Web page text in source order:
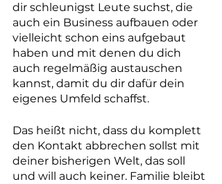
dir schleunigst Leute suchst, die
auch ein Business aufbauen oder
vielleicht schon eins aufgebaut
haben und mit denen du dich
auch regelmäßig austauschen
kannst, damit du dir dafür dein
eigenes Umfeld schaffst.
Das heißt nicht, dass du komplett
den Kontakt abbrechen sollst mit
deiner bisherigen Welt, das soll
und will auch keiner. Familie bleibt